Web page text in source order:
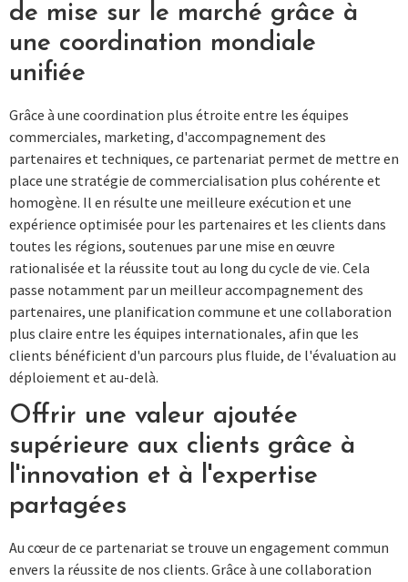
de mise sur le marché grâce à
une coordination mondiale
unifiée
Grâce à une coordination plus étroite entre les équipes
commerciales, marketing, d'accompagnement des
partenaires et techniques, ce partenariat permet de mettre en
place une stratégie de commercialisation plus cohérente et
homogène. Il en résulte une meilleure exécution et une
expérience optimisée pour les partenaires et les clients dans
toutes les régions, soutenues par une mise en œuvre
rationalisée et la réussite tout au long du cycle de vie. Cela
passe notamment par un meilleur accompagnement des
partenaires, une planification commune et une collaboration
plus claire entre les équipes internationales, afin que les
clients bénéficient d'un parcours plus fluide, de l'évaluation au
déploiement et au-delà.
Offrir une valeur ajoutée
supérieure aux clients grâce à
l'innovation et à l'expertise
partagées
Au cœur de ce partenariat se trouve un engagement commun
envers la réussite de nos clients. Grâce à une collaboration